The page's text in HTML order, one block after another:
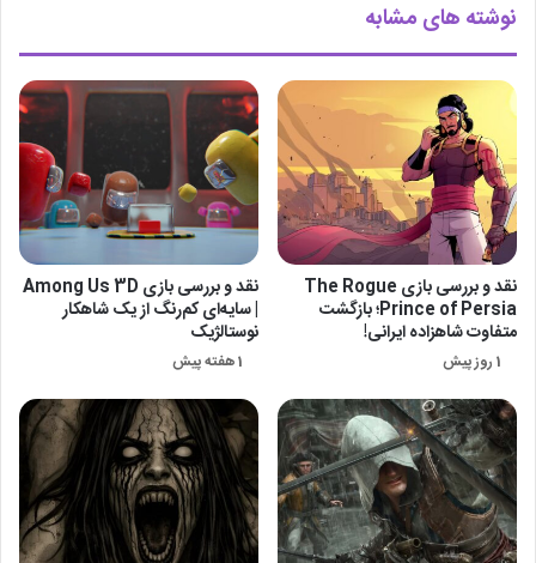
نوشته های مشابه
نقد و بررسی بازی The Rogue
Prince of Persia؛ بازگشت
متفاوت شاهزاده ایرانی!
1 روز پیش
نقد و بررسی بازی Among Us 3D
| سایه‌ای کم‌رنگ از یک شاهکار
نوستالژیک
1 هفته پیش